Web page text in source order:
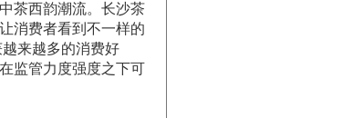
茶西韵潮流。长沙茶
消费者看到不一样的
来越多的消费好
监管力度强度之下可